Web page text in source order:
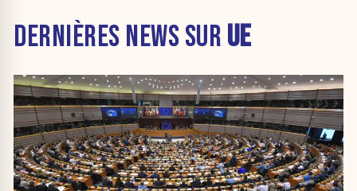
DERNIÈRES NEWS SUR UE